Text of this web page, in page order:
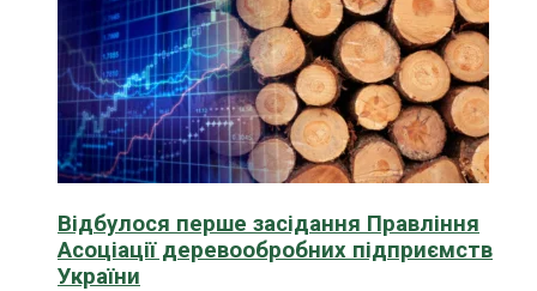
Відбулося перше засідання Правління
Асоціації деревообробних підприємств
України